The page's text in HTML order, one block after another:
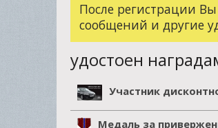
После регистрации
сообщений и другие
удостоен
Участник
Медаль за